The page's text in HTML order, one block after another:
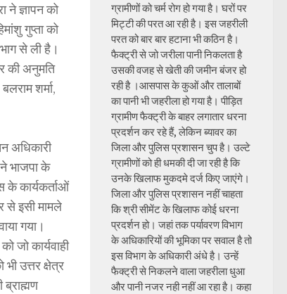
ने ज्ञापन को
गुप्ता को
से ली है।
की अनुमति
शर्मा,
अधिकारी
भाजपा के
के कार्यकर्ताओं
से इसी मामले
गया।
जो कार्यवाही
उत्तर क्षेत्र
ग्रामीणों को चर्म रोग हो गया है। घरों पर
मिट्टी की परत आ रही है। इस जहरीली
परत को बार बार हटाना भी कठिन है।
फैक्ट्री से जो जरीला पानी निकलता है
उसकी वजह से खेती की जमीन बंजर हो
रही है ।आसपास के कुओं और तालाबों
का पानी भी जहरीला हो गया है। पीड़ित
ग्रामीण फैक्ट्री के बाहर लगातार धरना
प्रदर्शन कर रहे हैं, लेकिन ब्यावर का
जिला और पुलिस प्रशासन चुप है। उल्टे
ग्रामीणों को ही धमकी दी जा रही है कि
उनके खिलाफ मुकदमे दर्ज किए जाएंगे।
जिला और पुलिस प्रशासन नहीं चाहता
कि श्री सीमेंट के खिलाफ कोई धरना
प्रदर्शन हो। जहां तक पर्यावरण विभाग
के अधिकारियों की भूमिका पर सवाल है तो
इस विभाग के अधिकारी अंधे है। उन्हें
फैक्ट्री से निकलने वाला जहरीला धुआ
और पानी नजर नही नहीं आ रहा है। कहा